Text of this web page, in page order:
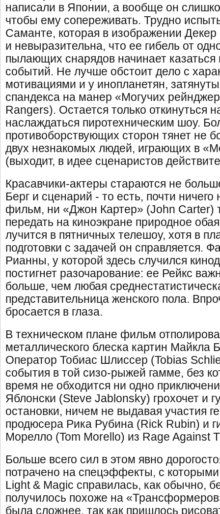
написали в Японии, а вообще он
чтобы ему сопереживать. Трудно
Саманте, которая в изображении Декер
и невыразительна, что ее гибель от
пылающих снарядов начинает
событий. Не лучше обстоит дело с
мотивациями и у инопланетян,
спандекса на манер «Могучих
Rangers). Остается только откинуться
наслаждаться пиротехническим шоу.
противоборствующих сторон тянет не
двух незнакомых людей, играющих в
(выходит, в идее сценаристов
Красавчики-актеры стараются не
Берг и сценарий - то есть, почти ничего
фильм, ни «Джон Картер» (John Carter)
передать на киноэкране природное
лучится в пятничных телешоу, хотя в
подготовки с задачей он справляется.
Рианны, у которой здесь случился
постигнет разочарование: ее Рейкс
больше, чем любая
представительница женского пола.
бросается в глаза.
В техническом плане фильм
металлического блеска картин Майкла
Оператор Тобиас Шлиссер (Tobias
события в той сизо-рыжей гамме, без
время не обходится ни одно
Яблонски (Steve Jablonsky) грохочет и
остановки, ничем не выдавая участия
продюсера Рика Рубина (Rick Rubin) и
Морелло (Tom Morello) из Rage Against
Больше всего сил в этом явно
потрачено на спецэффекты, с
Light & Magic справилась, как обычно,
получилось похоже на
была сложнее, так как пришлось